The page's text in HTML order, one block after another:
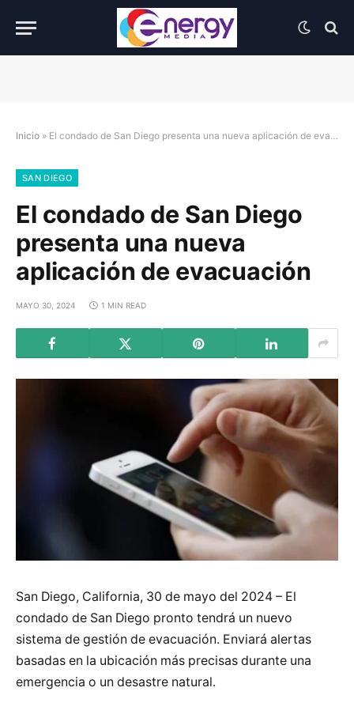
Inicio » El condado de San Diego presenta una nueva aplicación de evacuación
SAN DIEGO
El condado de San Diego
presenta una nueva
aplicación de evacuación
MAYO 30, 2024 1 MIN READ
San Diego, California, 30 de mayo del 2024 – El
condado de San Diego pronto tendrá un nuevo
sistema de gestión de evacuación. Enviará alertas
basadas en la ubicación más precisas durante una
emergencia o un desastre natural.